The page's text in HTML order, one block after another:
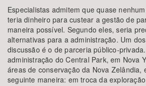
Especialistas admitem que quase
teria dinheiro para custear a gestão de
maneira possível. Segundo eles, seria
alternativas para a administração. Um
discussão é o de parceria público-
administração do Central Park, em Nova
áreas de conservação da Nova Zelândia,
seguinte maneira: em troca da